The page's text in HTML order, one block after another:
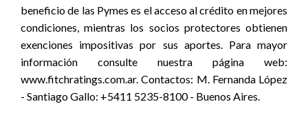
beneficio de las Pymes es el acceso al crédito en mejores
condiciones, mientras los socios protectores obtienen
exenciones impositivas por sus aportes. Para mayor
información consulte nuestra página web:
www.fitchratings.com.ar. Contactos: M. Fernanda López
- Santiago Gallo: +5411 5235-8100 - Buenos Aires.